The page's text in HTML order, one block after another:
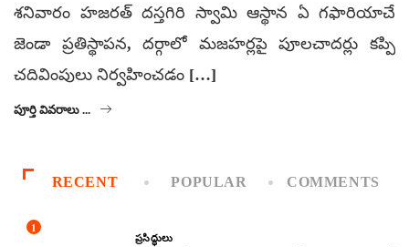
శనివారం హజరత్ దస్తగిరి స్వామి ఆస్థాన ఏ గఫారియాచే
జెండా ప్రతిస్థాపన, దర్గాలో మజహర్లపై పూలచాదర్లు కప్పి
చదివింపులు నిర్వహించడం […]
పూర్తి వివరాలు ...
RECENT POPULAR COMMENTS
1
ప్రసిద్ధులు